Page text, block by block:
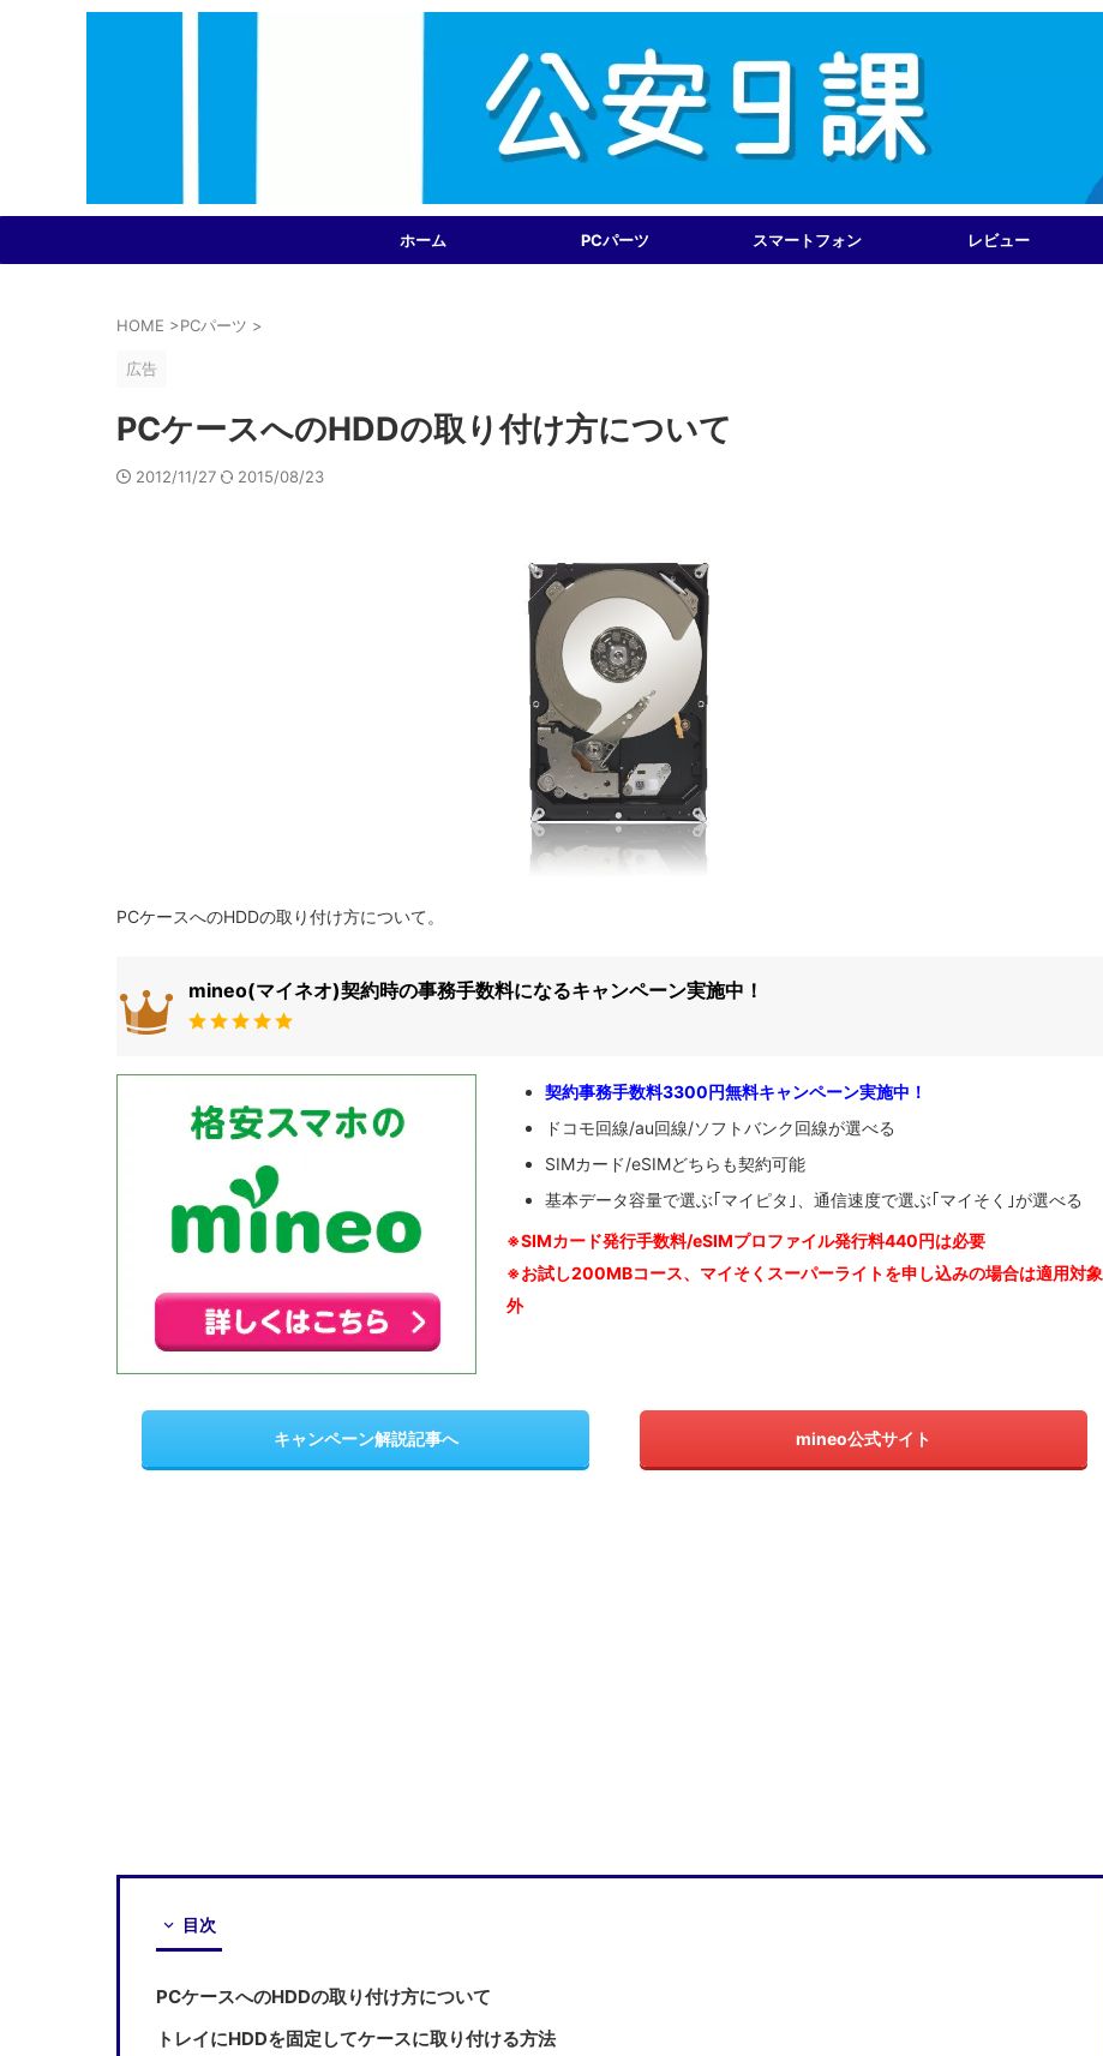
ホーム PCパーツ スマートフォン レビュー
HOME >PCパーツ >
広告
PCケースへのHDDの取り付け方について
2012/11/27 2015/08/23
PCケースへのHDDの取り付け方について。
mineo(マイネオ)契約時の事務手数料になるキャンペーン実施中！
契約事務手数料3300円無料キャンペーン実施中！
ドコモ回線/au回線/ソフトバンク回線が選べる
SIMカード/eSIMどちらも契約可能
基本データ容量で選ぶ｢マイピタ｣、通信速度で選ぶ｢マイそく｣が選べる
※SIMカード発行手数料/eSIMプロファイル発行料440円は必要
※お試し200MBコース、マイそくスーパーライトを申し込みの場合は適用対象
外
キャンペーン解説記事へ mineo公式サイト
目次
PCケースへのHDDの取り付け方について
トレイにHDDを固定してケースに取り付ける方法